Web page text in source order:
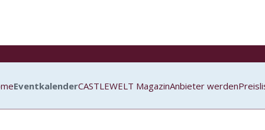
EventkalenderCASTLEWELT MagazinAnbieter werden